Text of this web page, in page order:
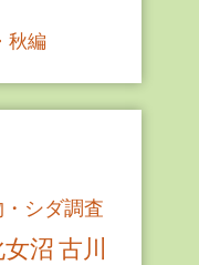
秋編
シダ調査
沼古川